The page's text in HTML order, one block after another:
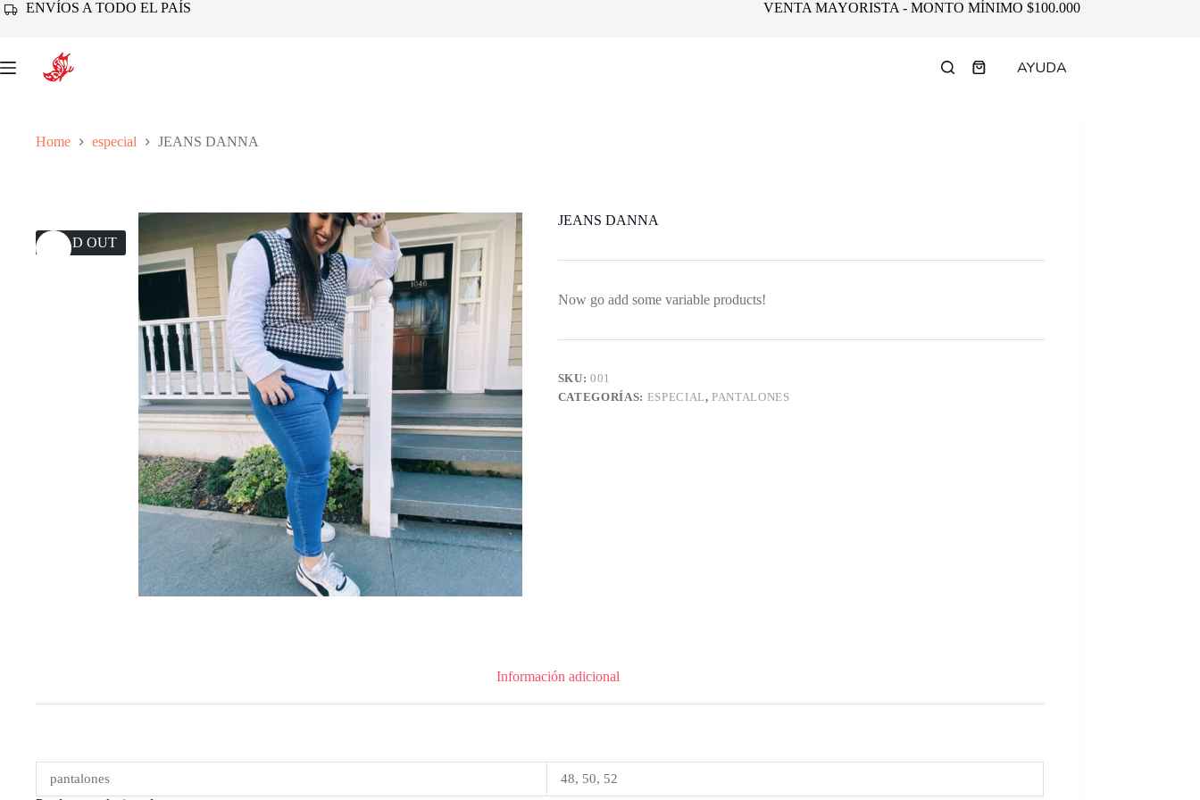
Skip ENVÍOS A TODO EL PAÍS VENTA MAYORISTA - MONTO MÍNIMO $100.000
ShoppingAYUDA
Home especial JEANS DANNA
SOLD OUT
JEANS DANNA
Now go add some variable products!
SKU:001
CATEGORÍAS: ESPECIAL,PANTALONES
Información adicional
pantalones 48, 50, 52